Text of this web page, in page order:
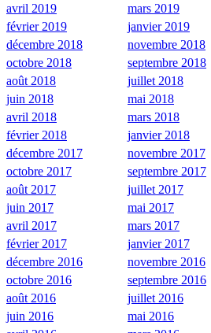
avril 2019
mars 2019
février 2019
janvier 2019
décembre 2018
novembre 2018
octobre 2018
septembre 2018
août 2018
juillet 2018
juin 2018
mai 2018
avril 2018
mars 2018
février 2018
janvier 2018
décembre 2017
novembre 2017
octobre 2017
septembre 2017
août 2017
juillet 2017
juin 2017
mai 2017
avril 2017
mars 2017
février 2017
janvier 2017
décembre 2016
novembre 2016
octobre 2016
septembre 2016
août 2016
juillet 2016
juin 2016
mai 2016